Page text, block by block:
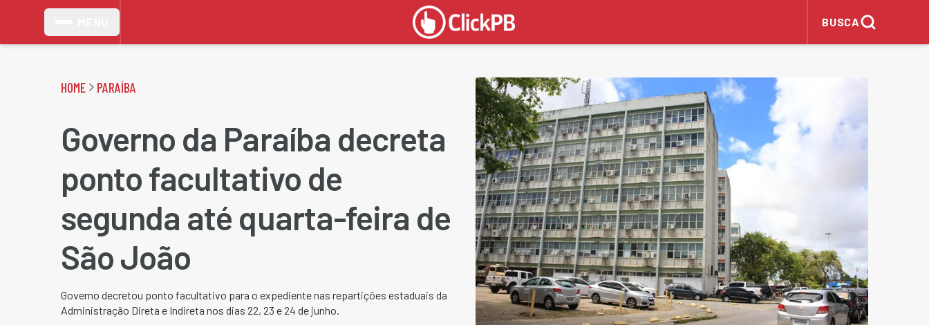
BUSCA
HOME PARAÍBA
Governo da Paraíba decreta
ponto facultativo de
segunda até quarta-feira de
São João
Governo decretou ponto facultativo para o expediente nas repartições estaduais da
Administração Direta e Indireta nos dias 22, 23 e 24 de junho.